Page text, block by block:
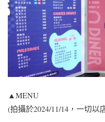
▲MENU
(拍攝於2024/11/14，一切以